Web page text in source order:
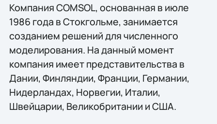
Компания COMSOL, основанная в июле
1986 года в Стокгольме, занимается
созданием решений для численного
моделирования. На данный момент
компания имеет представительства в
Дании, Финляндии, Франции, Германии,
Нидерландах, Норвегии, Италии,
Швейцарии, Великобритании и США.